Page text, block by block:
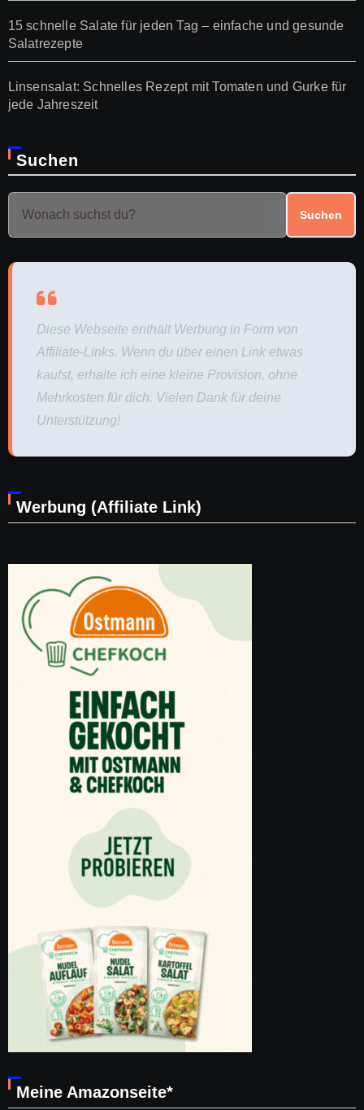
15 schnelle Salate für jeden Tag – einfache und gesunde
Salatrezepte
Linsensalat: Schnelles Rezept mit Tomaten und Gurke für
jede Jahreszeit
Suchen
Suchen
Diese Webseite enthält Werbung in Form von
Affiliate-Links. Wenn du über einen Link etwas
kaufst, erhalte ich eine kleine Provision, ohne
Mehrkosten für dich. Vielen Dank für deine
Unterstützung!
Werbung (Affiliate Link)
Meine Amazonseite*